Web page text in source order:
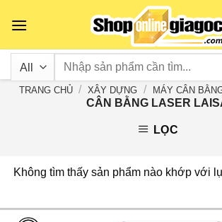
TRANG CHỦ / XÂY DỰNG / MÁY CÂN
CÂN BẰNG LASER
LỌC
Không tìm thấy sản phẩm nào khớp với